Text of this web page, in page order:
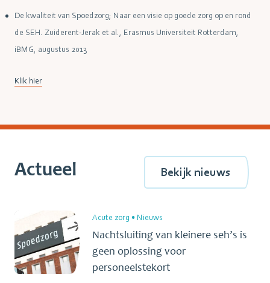
De kwaliteit van Spoedzorg; Naar een visie op goede zorg op en rond
de SEH. Zuiderent-Jerak et al., Erasmus Universiteit Rotterdam,
iBMG, augustus 2013
Klik hier
Actueel Bekijk nieuws
Acute zorg • Nieuws
Nachtsluiting van kleinere seh’s is
geen oplossing voor
personeelstekort